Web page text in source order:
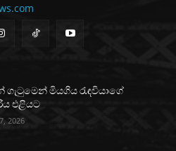
ගැටුමෙන් මියගිය රැඳවියාගේ
එළියට
2026